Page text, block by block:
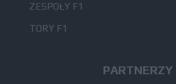
ZESPOŁY F1
TORY F1
PARTNERZY